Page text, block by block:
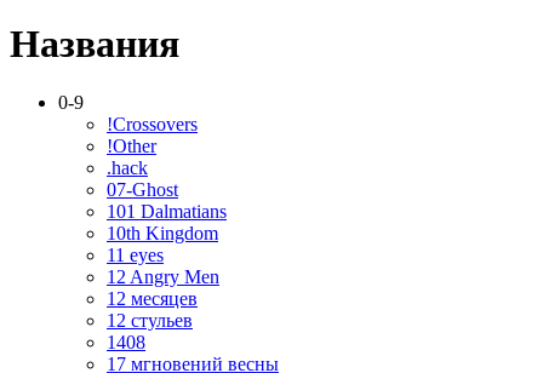
Названия
0-9
!Crossovers
!Other
.hack
07-Ghost
101 Dalmatians
10th Kingdom
11 eyes
12 Angry Men
12 месяцев
12 стульев
1408
17 мгновений весны